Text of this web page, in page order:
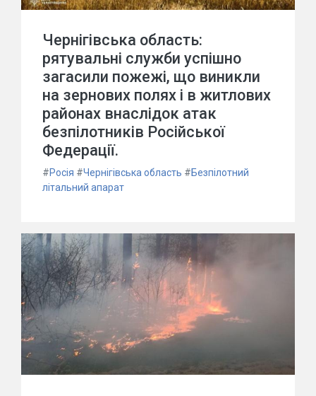
Чернігівська область:
рятувальні служби успішно
загасили пожежі, що виникли
на зернових полях і в житлових
районах внаслідок атак
безпілотників Російської
Федерації.
#Росія #Чернігівська область #Безпілотний
літальний апарат